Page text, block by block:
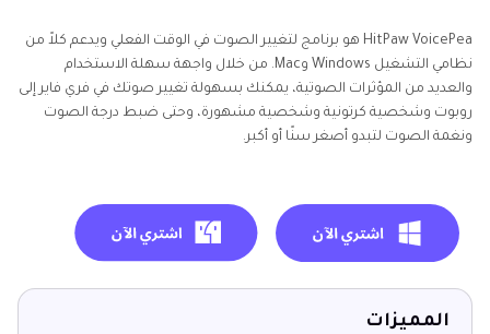
HitPaw VoicePea هو برنامج لتغيير الصوت في الوقت الفعلي ويدعم كلاً من
نظامي التشغيل Windows وMac. من خلال واجهة سهلة الاستخدام
والعديد من المؤثرات الصوتية، يمكنك بسهولة تغيير صوتك في فري فاير إلى
روبوت وشخصية كرتونية وشخصية مشهورة، وحتى ضبط درجة الصوت
ونغمة الصوت لتبدو أصغر سنًا أو أكبر.
المميزات